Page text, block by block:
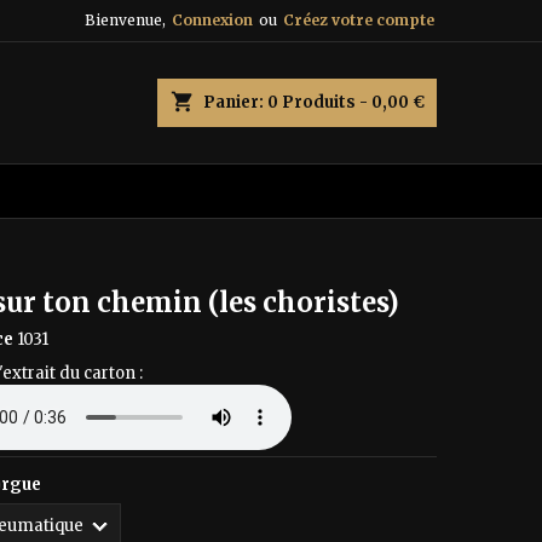
Bienvenue, Connexion ou Créez votre compte
shopping_cart Panier: 0 Produits - 0,00 €
ton chemin (les choristes)
1031
du carton :